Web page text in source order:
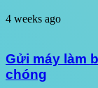
4 weeks ago
Gửi máy làm
chóng